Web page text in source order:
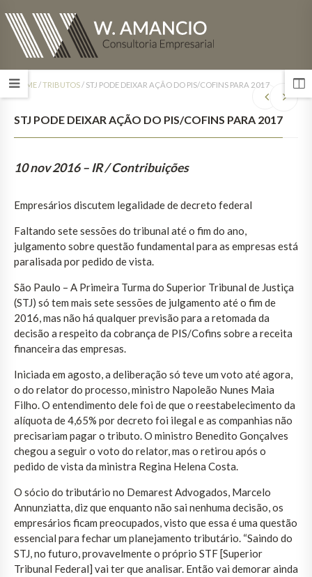
HOME/TRIBUTOS/ STJ PODE DEIXAR AÇÃO DO PIS/COFINS PARA 2017
STJ PODE DEIXAR AÇÃO DO PIS/COFINS PARA 2017
10 nov 2016 – IR / Contribuições
Empresários discutem legalidade de decreto federal
Faltando sete sessões do tribunal até o fim do ano,
julgamento sobre questão fundamental para as empresas está
paralisada por pedido de vista.
São Paulo – A Primeira Turma do Superior Tribunal de Justiça
(STJ) só tem mais sete sessões de julgamento até o fim de
2016, mas não há qualquer previsão para a retomada da
decisão a respeito da cobrança de PIS/Cofins sobre a receita
financeira das empresas.
Iniciada em agosto, a deliberação só teve um voto até agora,
o do relator do processo, ministro Napoleão Nunes Maia
Filho. O entendimento dele foi de que o reestabelecimento da
alíquota de 4,65% por decreto foi ilegal e as companhias não
precisariam pagar o tributo. O ministro Benedito Gonçalves
chegou a seguir o voto do relator, mas o retirou após o
pedido de vista da ministra Regina Helena Costa.
O sócio do tributário no Demarest Advogados, Marcelo
Annunziatta, diz que enquanto não sai nenhuma decisão, os
empresários ficam preocupados, visto que essa é uma questão
essencial para fechar um planejamento tributário. “Saindo do
STJ, no futuro, provavelmente o próprio STF [Superior
Tribunal Federal] vai ter que analisar. Então vai demorar ainda